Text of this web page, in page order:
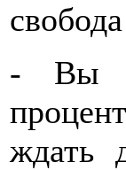
- Вы
ждать